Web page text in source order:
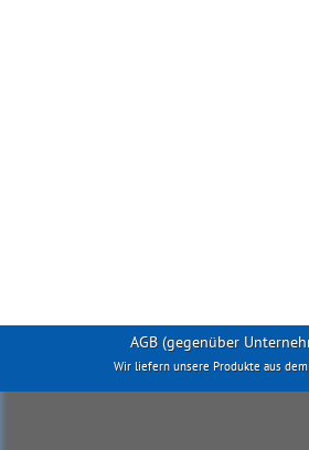
AGB (gegenüber
Wir liefern unsere Produkte aus